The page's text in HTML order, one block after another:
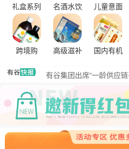
礼盒系列 名酒水饮 儿童意面
跨境购 高级滋补 国内有机
有谷集团出席“一龄供应
式，共筑大健康产业有机
有谷健康商城 |
匠心打造的无盐健康新主
有谷健康 | PIKOBELLO
美结合
探寻黑钻奥秘：有谷健康
探秘塞尔维亚黑松露：舌
品味拉克索威斯威士忌，
舌尖上的塞尔维亚黑松
探秘塞尔维亚松露的独特